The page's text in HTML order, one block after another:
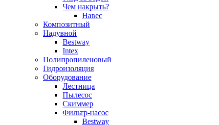
Чем накрыть?
Навес
Композитный
Надувной
Bestway
Intex
Полипропиленовый
Гидроизоляция
Оборудование
Лестница
Пылесос
Скиммер
Фильтр-насос
Bestway